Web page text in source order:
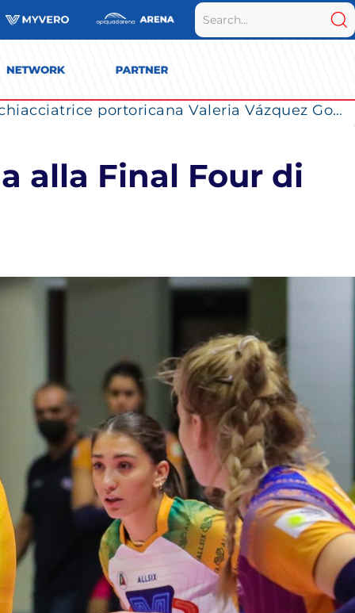
La Numia Vero Volley completa il roster: la schiacciatrice portoricana Valeria Vázquez Gomez è l’ultimo innesto di Milano per la stagione 2026/2027
alla Final Four di